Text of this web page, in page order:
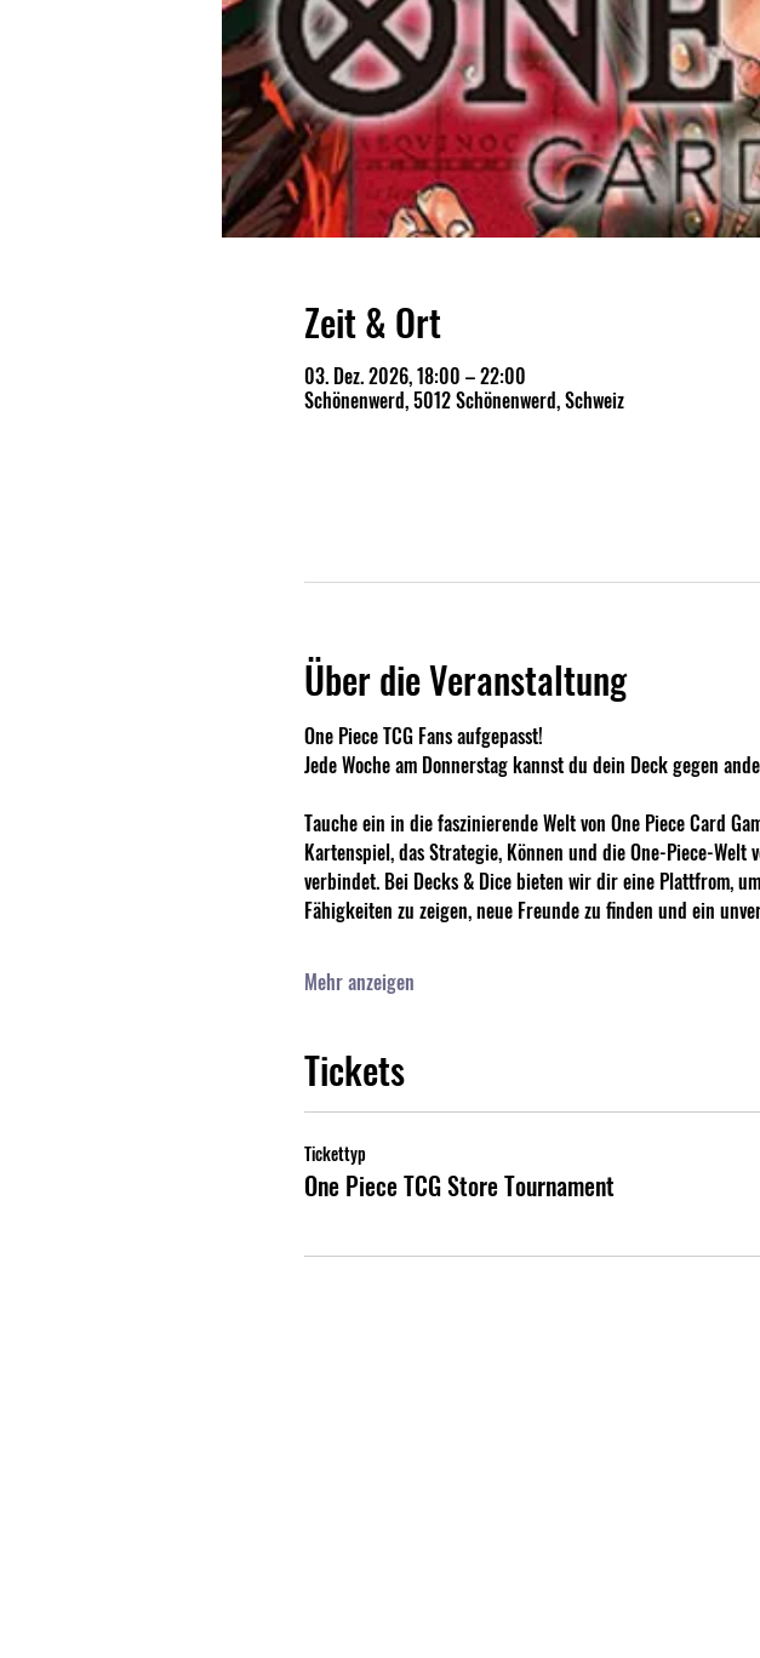
Zeit & Ort
03. Dez. 2026, 18:00 – 22:00
Schönenwerd, 5012 Schönenwerd, Schweiz
Über die Veranstaltung
One Piece TCG Fans aufgepasst!
Jede Woche am Donnerstag kannst du dein Deck gegen
Tauche ein in die faszinierende Welt von One Piece Card
Kartenspiel, das Strategie, Können und die One-Piece-Welt
verbindet. Bei Decks & Dice bieten wir dir eine Plattfrom,
Fähigkeiten zu zeigen, neue Freunde zu finden und ein
Mehr anzeigen
Tickets
Tickettyp
One Piece TCG Store Tournament